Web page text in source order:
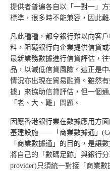
提供者普遍各自以「一對一」
標準，很多時不能兼容，因此難
凡此種種，都令銀行難以向客
料，阻礙銀行向企業提供信貸
最新業務數據進行信貸評估，
品，以減低信貸風險。這正是
情況亦出現在貿易融資。雖然
據」來協助信貸評估，但一個
「老、大、難」問題。
因應香港銀行業在數據應用方
基建設施——「商業數據通」
「商業數據通」的目的，是讓
將自己的「數碼足跡」與銀行
provider)只須統一對接「商業